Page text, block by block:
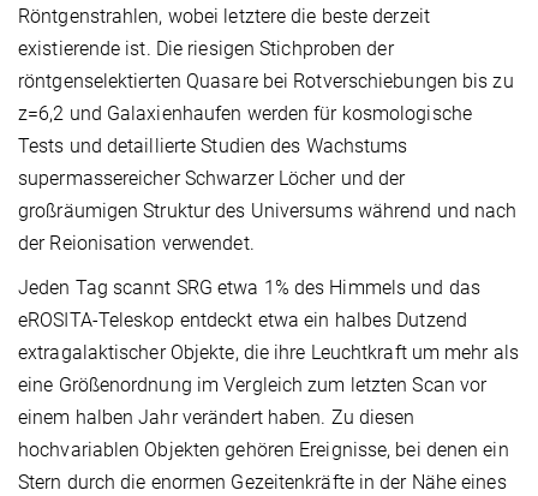
Röntgenstrahlen, wobei letztere die beste derzeit
existierende ist. Die riesigen Stichproben der
röntgenselektierten Quasare bei Rotverschiebungen bis zu
z=6,2 und Galaxienhaufen werden für kosmologische
Tests und detaillierte Studien des Wachstums
supermassereicher Schwarzer Löcher und der
großräumigen Struktur des Universums während und nach
der Reionisation verwendet.
Jeden Tag scannt SRG etwa 1% des Himmels und das
eROSITA-Teleskop entdeckt etwa ein halbes Dutzend
extragalaktischer Objekte, die ihre Leuchtkraft um mehr als
eine Größenordnung im Vergleich zum letzten Scan vor
einem halben Jahr verändert haben. Zu diesen
hochvariablen Objekten gehören Ereignisse, bei denen ein
Stern durch die enormen Gezeitenkräfte in der Nähe eines